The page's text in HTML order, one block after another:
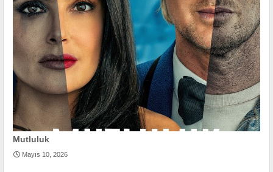
Mutluluk
Mayıs 10, 2026